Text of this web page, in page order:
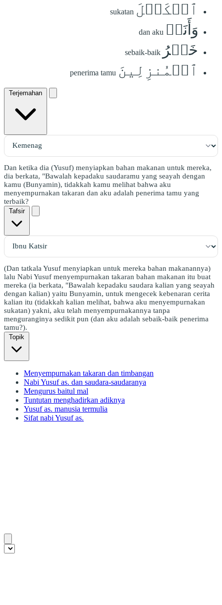
ٱلۡكَيۡلَ sukatan
وَأَنَا۠ dan aku
خَيۡرُ sebaik-baik
ٱلۡمُنزِلِينَ penerima tamu
Terjemahan
Dan ketika dia (Yusuf) menyiapkan bahan makanan untuk mereka,
dia berkata, "Bawalah kepadaku saudaramu yang seayah dengan
kamu (Bunyamin), tidakkah kamu melihat bahwa aku
menyempurnakan takaran dan aku adalah penerima tamu yang
terbaik?
Tafsir
(Dan tatkala Yusuf menyiapkan untuk mereka bahan makanannya)
lalu Nabi Yusuf menyempurnakan takaran bahan makanan itu buat
mereka (ia berkata, "Bawalah kepadaku saudara kalian yang seayah
dengan kalian) yaitu Bunyamin, untuk mengecek kebenaran cerita
kalian itu (tidakkah kalian melihat, bahwa aku menyempurnakan
sukatan) yakni, aku telah menyempurnakannya tanpa
menguranginya sedikit pun (dan aku adalah sebaik-baik penerima
tamu?).
Topik
Menyempurnakan takaran dan timbangan
Nabi Yusuf as. dan saudara-saudaranya
Mengurus baitul mal
Tuntutan menghadirkan adiknya
Yusuf as. manusia termulia
Sifat nabi Yusuf as.